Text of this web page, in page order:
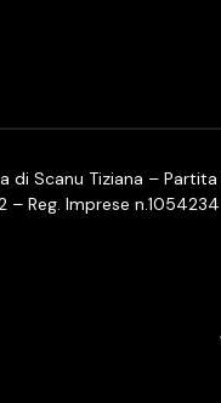
di Scanu Tiziana –
– Reg. Imprese